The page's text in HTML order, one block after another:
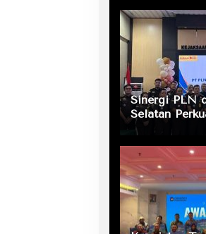
Daya
Sinergi PLN
Selatan
Masalah